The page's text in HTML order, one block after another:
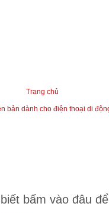
Trang chủ
bản dành cho điện thoại di
bấm vào đâu